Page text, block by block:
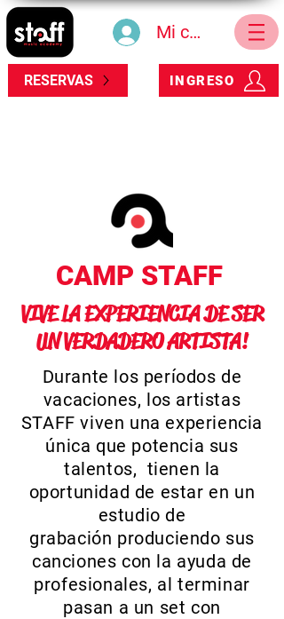
Mi cuenta
RESERVAS INGRESO
CAMP STAFF
VIVE LA EXPERIENCIA DE SER
UN VERDADERO ARTISTA!
Durante los períodos de
vacaciones, los artistas
STAFF viven una experiencia
única que potencia sus
talentos, tienen la
oportunidad de estar en un
estudio de
grabación produciendo sus
canciones con la ayuda de
profesionales, al terminar
pasan a un set con